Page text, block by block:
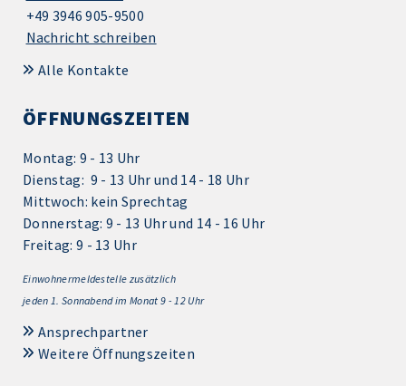
+49 3946 905-9500
Nachricht schreiben
Alle Kontakte
ÖFFNUNGSZEITEN
Montag: 9 - 13 Uhr
Dienstag: 9 - 13 Uhr und 14 - 18 Uhr
Mittwoch: kein Sprechtag
Donnerstag: 9 - 13 Uhr und 14 - 16 Uhr
Freitag: 9 - 13 Uhr
Einwohnermeldestelle zusätzlich
jeden 1. Sonnabend im Monat 9 - 12 Uhr
Ansprechpartner
Weitere Öffnungszeiten